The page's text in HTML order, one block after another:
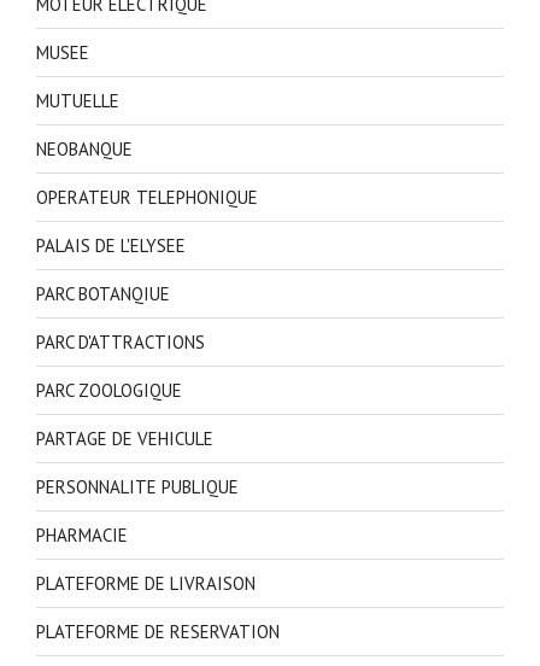
MUSEE
MUTUELLE
NEOBANQUE
OPERATEUR TELEPHONIQUE
PALAIS DE L'ELYSEE
PARC BOTANQIUE
PARC D'ATTRACTIONS
PARC ZOOLOGIQUE
PARTAGE DE VEHICULE
PERSONNALITE PUBLIQUE
PHARMACIE
PLATEFORME DE LIVRAISON
PLATEFORME DE RESERVATION